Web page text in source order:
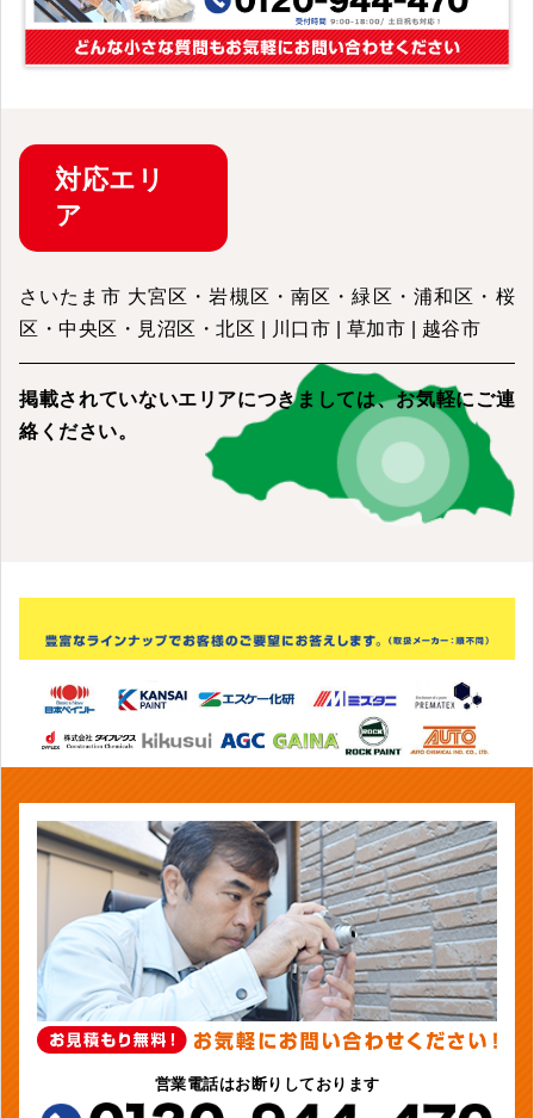
対応エリ
ア
さいたま市 大宮区・岩槻区・南区・緑区・浦和区・桜
区・中央区・見沼区・北区 | 川口市 | 草加市 | 越谷市
掲載されていないエリアにつきましては、お気軽にご連
絡ください。
営業電話はお断りしております